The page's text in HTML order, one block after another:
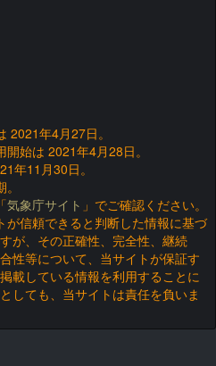
2021年4月27日。
始は 2021年4月28日。
年11月30日。
気象庁サイト 」でご確認ください。
信頼できると判断した情報に基づ
が、その正確性、完全性、継続
性等について、当サイトが保証す
載している情報を利用することに
しても、当サイトは責任を負いま